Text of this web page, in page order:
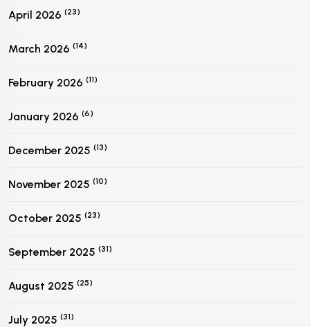
April 2026 (23)
March 2026 (14)
February 2026 (11)
January 2026 (6)
December 2025 (13)
November 2025 (10)
October 2025 (23)
September 2025 (31)
August 2025 (25)
July 2025 (31)